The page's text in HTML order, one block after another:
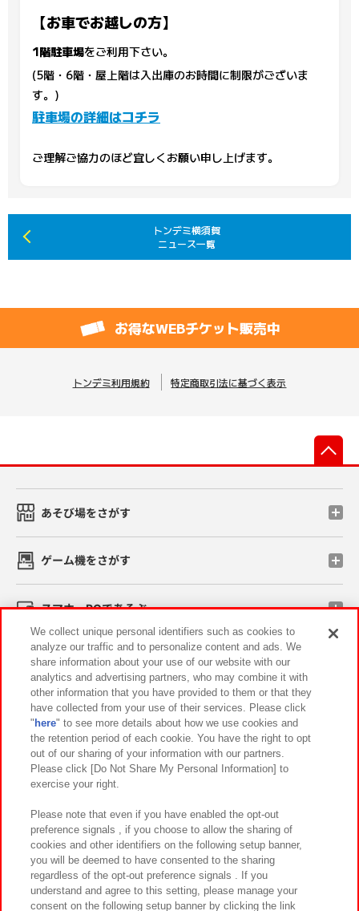
【お車でお越しの方】
1階駐車場をご利用下さい。
(5階・6階・屋上階は入出庫のお時間に制限がございま
す。)
駐車場の詳細はコチラ
ご理解ご協力のほど宜しくお願い申し上げます。
トンデミ横須賀
ニュース一覧
お得なWEBチケット販売中
トンデミ利用規約 特定商取引法に基づく表示
あそび場をさがす
ゲーム機をさがす
スマホ・PCであそぶ
イベント・キャンペーン
関連会社 サステナビリティ サイトポリシー
プライバシーポリシー ウェブアクセシビリティ方針と検証結果
お取引先さまとともに
カスタマーハラスメント対応方針 よくあるご質問・お問い合わせ
We collect unique personal identifiers such as cookies to
analyze our traffic and to personalize content and ads. We
share information about your use of our website with our
analytics and advertising partners, who may combine it with
other information that you have provided to them or that they
have collected from your use of their services. Please click
" here" to see more details about how we use cookies and
the retention period of each cookie. You have the right to opt
out of our sharing of your information with our partners.
Please click [Do Not Share My Personal Information] to
exercise your right.
Please note that even if you have enabled the opt-out
preference signals , if you choose to allow the sharing of
cookies and other identifiers on the following setup banner,
you will be deemed to have consented to the sharing
regardless of the opt-out preference signals . If you
understand and agree to this setting, please manage your
consent on the following setup banner by clicking the link